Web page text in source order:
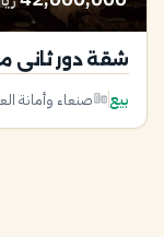
شقة دور ثاني
بيع صنعاء وأمانة